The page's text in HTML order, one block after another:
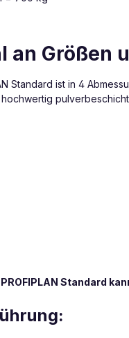
an Größen
Standard ist in 4
Standard